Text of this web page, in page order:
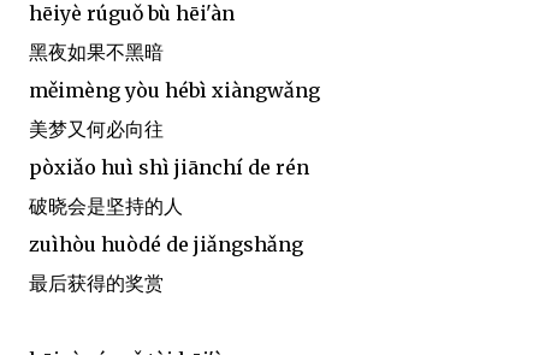
hēiyè rúguǒ bù hēi'àn
黑夜如果不黑暗
měimèng yòu hébì xiàngwǎng
美梦又何必向往
pòxiǎo huì shì jiānchí de rén
破晓会是坚持的人
zuìhòu huòdé de jiǎngshǎng
最后获得的奖赏